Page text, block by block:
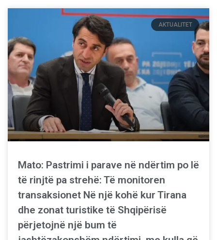
AKTUALITET
Mato: Pastrimi i parave në ndërtim po lë
të rinjtë pa strehë: Të monitoren
transaksionet Në një kohë kur Tirana
dhe zonat turistike të Shqipërisë
përjetojnë një bum të